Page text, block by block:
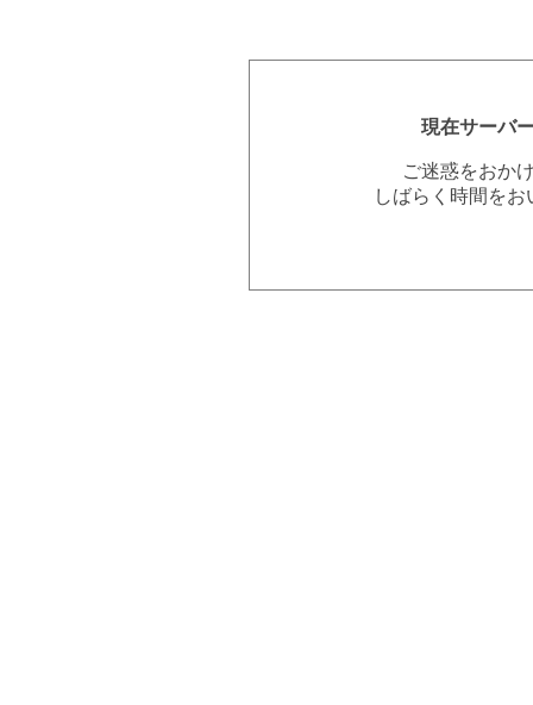
現在サーバ
ご迷惑をおか
しばらく時間を